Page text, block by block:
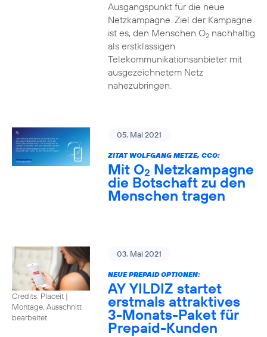
Ausgangspunkt für die neue
Netzkampagne. Ziel der Kampagne
ist es, den Menschen O2nachhaltig
als erstklassigen
Telekommunikationsanbieter mit
ausgezeichnetem Netz
nahezubringen.
05. Mai 2021
ZITAT WOLFGANG METZE, CCO:
Mit O2 Netzkampagne
die Botschaft zu den
Menschen tragen
Credits: Placeit |
Montage, Ausschnitt
bearbeitet
03. Mai 2021
NEUE PREPAID OPTIONEN:
AY YILDIZ startet
erstmals attraktives
3-Monats-Paket für
Prepaid-Kunden